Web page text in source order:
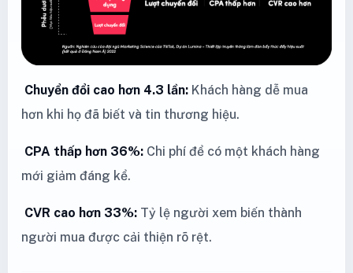
Chuyển đổi cao hơn 4.3 lần: Khách hàng dễ mua
hơn khi họ đã biết và tin thương hiệu.
CPA thấp hơn 36%: Chi phí để có một khách hàng
mới giảm đáng kể.
CVR cao hơn 33%: Tỷ lệ người xem biến thành
người mua được cải thiện rõ rệt.